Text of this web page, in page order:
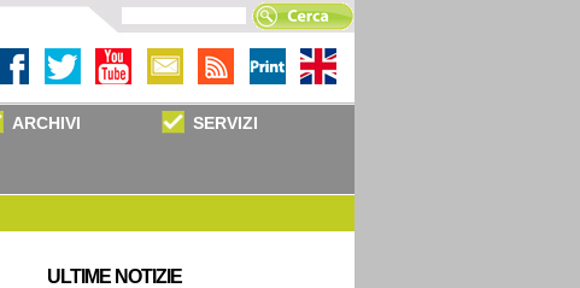
ARCHIVI SERVIZI
ULTIME NOTIZIE